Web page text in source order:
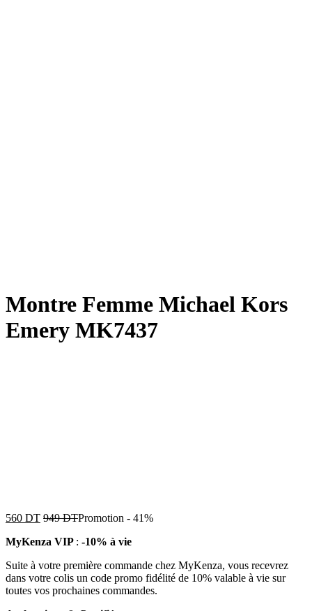
Montre Femme Michael Kors
Emery MK7437
560 DT 949DTPromotion - 41%
MyKenza VIP : -10% à vie
Suite à votre première commande chez MyKenza, vous recevrez
dans votre colis un code promo fidélité de 10% valable à vie sur
toutes vos prochaines commandes.